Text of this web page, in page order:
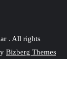
. All rights
Bizberg Themes